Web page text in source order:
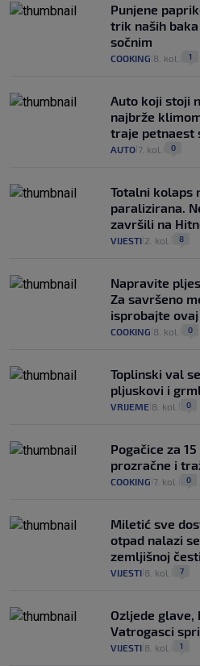
Punjene
trik naših
sočnim
COOKING 8. kol. 1
Auto koji stoji
najbrže
traje petnaest
AUTO 7. kol. 0
Totalni kolaps
paralizirana.
završili na
VIJESTI 2. kol. 8
Napravite
Za savršeno
isprobajte
COOKING 8. kol. 0
Toplinski val
pljuskovi i
VRIJEME 8. kol. 0
Pogačice za
prozračne i
COOKING 7. kol. 0
Miletić sve
otpad nalazi
zemljišnoj
VIJESTI 8. kol. 7
Ozljede glave,
Vatrogasci
VIJESTI 8. kol. 1